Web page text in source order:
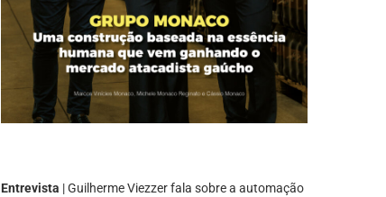
Entrevista | Guilherme Viezzer fala sobre a automação